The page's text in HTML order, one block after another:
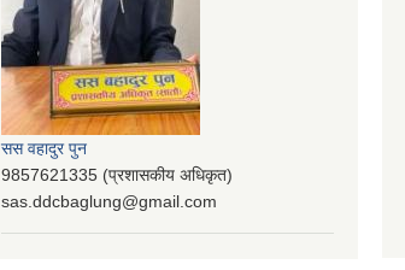
सस वहादुर पुन
9857621335 (प्रशासकीय अधिकृत)
sas.ddcbaglung@gmail.com